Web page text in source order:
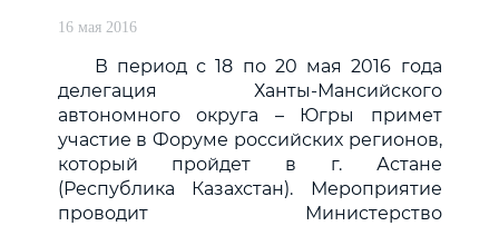
16 мая 2016
В период с 18 по 20 мая 2016 года
делегация Ханты-Мансийского
автономного округа – Югры примет
участие в Форуме российских регионов,
который пройдет в г. Астане
(Республика Казахстан). Мероприятие
проводит Министерство